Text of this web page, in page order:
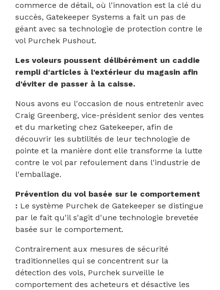
commerce de détail, où l'innovation est la clé du
succès, Gatekeeper Systems a fait un pas de
géant avec sa technologie de protection contre le
vol Purchek Pushout.
Les voleurs poussent délibérément un caddie
rempli d'articles à l'extérieur du magasin afin
d'éviter de passer à la caisse.
Nous avons eu l'occasion de nous entretenir avec
Craig Greenberg, vice-président senior des ventes
et du marketing chez Gatekeeper, afin de
découvrir les subtilités de leur technologie de
pointe et la manière dont elle transforme la lutte
contre le vol par refoulement dans l'industrie de
l'emballage.
Prévention du vol basée sur le comportement
: Le système Purchek de Gatekeeper se distingue
par le fait qu'il s'agit d'une technologie brevetée
basée sur le comportement.
Contrairement aux mesures de sécurité
traditionnelles qui se concentrent sur la
détection des vols, Purchek surveille le
comportement des acheteurs et désactive les